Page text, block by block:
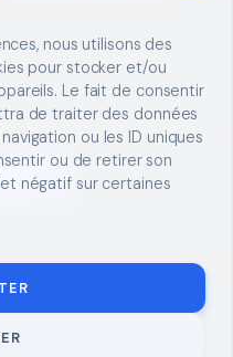
nous utilisons des
pour stocker et/ou
Le fait de consentir
de traiter des données
ou les ID uniques
ou de retirer son
négatif sur certaines